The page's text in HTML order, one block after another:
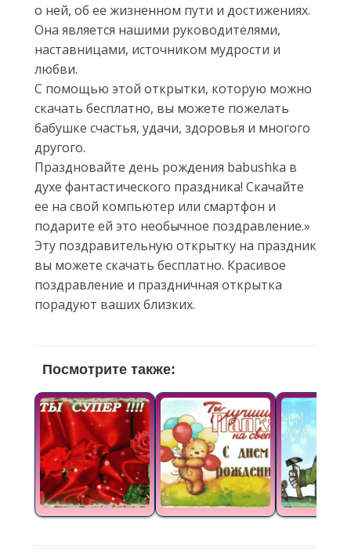
о ней, об ее жизненном пути и достижениях.
Она является нашими руководителями,
наставницами, источником мудрости и
любви.
С помощью этой открытки, которую можно
скачать бесплатно, вы можете пожелать
бабушке счастья, удачи, здоровья и многого
другого.
Праздновайте день рождения babushka в
духе фантастического праздника! Скачайте
ее на свой компьютер или смартфон и
подарите ей это необычное поздравление.»
Эту поздравительную открытку на праздник
вы можете скачать бесплатно. Красивое
поздравление и праздничная открытка
порадуют ваших близких.
Посмотрите также: